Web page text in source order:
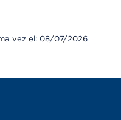
vez el: 08/07/2026